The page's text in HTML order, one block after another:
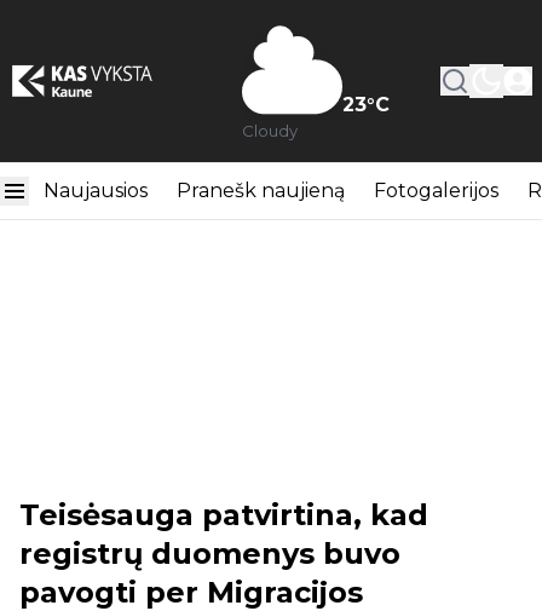
23°C
Cloudy
Naujausios Pranešk naujieną Fotogalerijos
Teisėsauga patvirtina, kad
registrų duomenys buvo
pavogti per Migracijos